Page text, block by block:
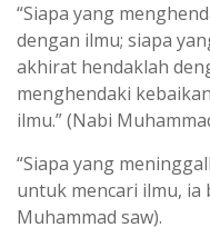
“Siapa yang
dengan ilmu; siapa
akhirat hendaklah
menghendaki
ilmu.” (Nabi
“Siapa yang
untuk mencari ilmu, ia
Muhammad saw).